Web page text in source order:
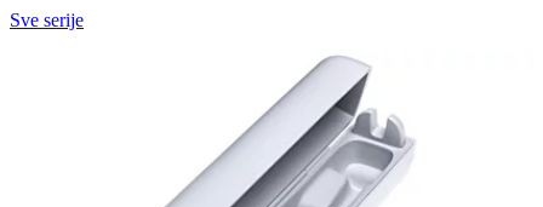
Sve serije